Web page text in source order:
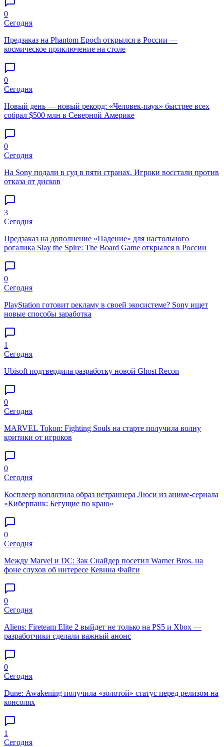
0
Сегодня
Предзаказ на Phantom Epoch открылся в России —
космическое приключение на столе
0
Сегодня
Новый день — новый рекорд: «Человек-паук» быстрее всех
собрал $500 млн в Северной Америке
0
Сегодня
На Sony подали в суд в пяти странах. Игроки восстали против
отказа от дисков
3
Сегодня
Предзаказ на дополнение «Падение» для настольного
рогалика Slay the Spire: The Board Game открылся в России
0
Сегодня
PlayStation готовит рекламу в своей экосистеме? Sony ищет
новые способы заработка
1
Сегодня
Ubisoft подтвердила разработку новой Ghost Recon
0
Сегодня
MARVEL Tokon: Fighting Souls на старте получила волну
критики от игроков
0
Сегодня
Косплеер воплотила образ нетраннера Люси из аниме-сериала
«Киберпанк: Бегущие по краю»
0
Сегодня
Между Marvel и DC: Зак Снайдер посетил Warner Bros. на
фоне слухов об интересе Кевина Файги
0
Сегодня
Aliens: Fireteam Elite 2 выйдет не только на PS5 и Xbox —
разработчики сделали важный анонс
0
Сегодня
Dune: Awakening получила «золотой» статус перед релизом на
консолях
1
Сегодня